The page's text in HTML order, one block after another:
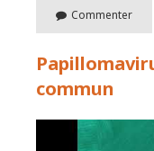
Commenter
commun